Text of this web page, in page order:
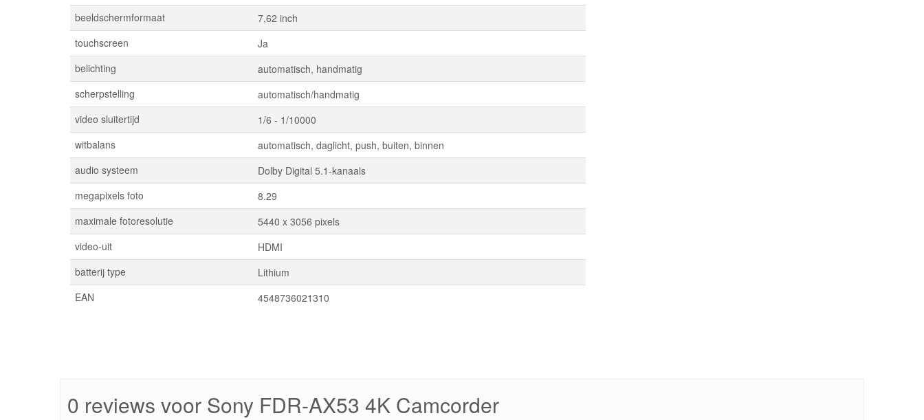
beeldschermformaat
7,62 inch
touchscreen
Ja
belichting
automatisch, handmatig
scherpstelling
automatisch/handmatig
video sluitertijd
1/6 - 1/10000
witbalans
automatisch, daglicht, push, buiten, binnen
audio systeem
Dolby Digital 5.1-kanaals
megapixels foto
8.29
maximale fotoresolutie
5440 x 3056 pixels
video-uit
HDMI
batterij type
Lithium
EAN
4548736021310
0 reviews voor Sony FDR-AX53 4K Camcorder